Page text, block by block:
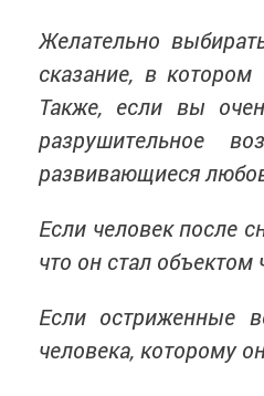
Желательно
сказание, в
Также, если вы
разрушительное
развивающиеся
Если человек после
что он стал объектом
Если остриженные
человека, которому